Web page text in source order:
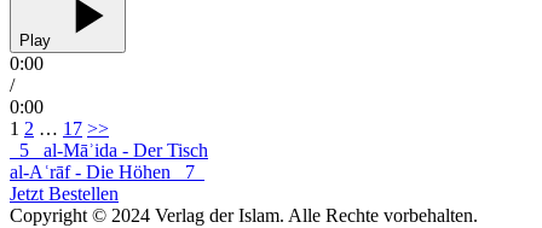
Play
0:00
/
0:00
Seitennummerierung
der
Beiträge
1 2 … 17 >>
5 al-Māʾida - Der Tisch
al-Aʿrāf - Die Höhen 7
Jetzt Bestellen
Copyright © 2024 Verlag der Islam. Alle Rechte vorbehalten.